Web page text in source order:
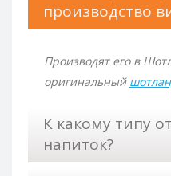
Виски Laphroaig
Виски Macallan
Виски
Виски Macallan 21 год
производство
Производят его в
оригинальный
К какому типу
напиток?